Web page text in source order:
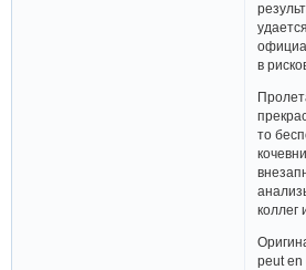
в
то
коллег
peut